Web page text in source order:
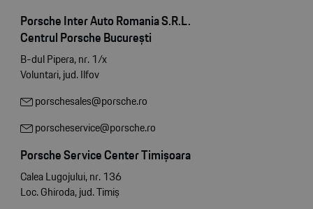
Porsche Inter Auto Romania S.R.L.
Centrul Porsche București
B-dul Pipera, nr. 1/x
Voluntari, jud. Ilfov
porschesales@porsche.ro
porscheservice@porsche.ro
Porsche Service Center Timișoara
Calea Lugojului, nr. 136
Loc. Ghiroda, jud. Timiș